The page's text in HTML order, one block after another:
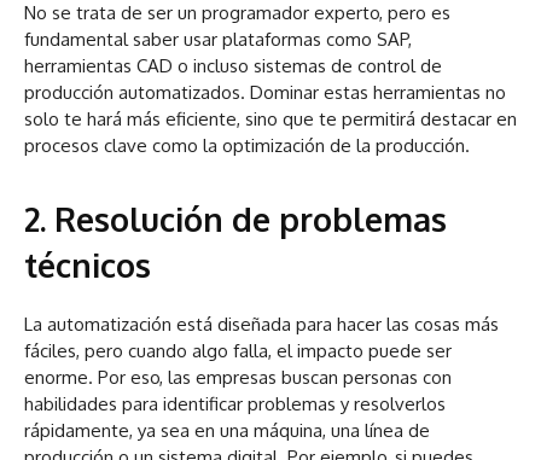
No se trata de ser un programador experto, pero es
fundamental saber usar plataformas como SAP,
herramientas CAD o incluso sistemas de control de
producción automatizados. Dominar estas herramientas no
solo te hará más eficiente, sino que te permitirá destacar en
procesos clave como la optimización de la producción.
2. Resolución de problemas
técnicos
La automatización está diseñada para hacer las cosas más
fáciles, pero cuando algo falla, el impacto puede ser
enorme. Por eso, las empresas buscan personas con
habilidades para identificar problemas y resolverlos
rápidamente, ya sea en una máquina, una línea de